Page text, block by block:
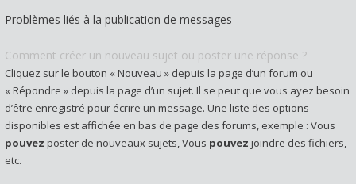
Problèmes liés à la publication de messages
Comment créer un nouveau sujet ou poster une réponse ?
Cliquez sur le bouton « Nouveau » depuis la page d’un forum ou
« Répondre » depuis la page d’un sujet. Il se peut que vous ayez besoin
d’être enregistré pour écrire un message. Une liste des options
disponibles est affichée en bas de page des forums, exemple : Vous
pouvez poster de nouveaux sujets, Vous pouvez joindre des fichiers,
etc.